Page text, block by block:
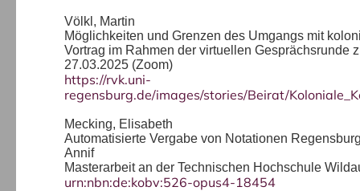
Völkl, Martin
Möglichkeiten und Grenzen des Umgangs mit
Vortrag im Rahmen der virtuellen Gesprächsrunde
27.03.2025 (Zoom)
https://rvk.uni-
regensburg.de/images/stories/Beirat/
Mecking, Elisabeth
Automatisierte Vergabe von Notationen
Annif
Masterarbeit an der Technischen Hochschule
urn:nbn:de:kobv:526-opus4-18454